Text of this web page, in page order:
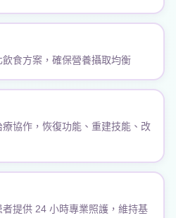
食方案，確保營養攝取均衡
協作，恢復功能、重建技能、改
提供 24 小時專業照護，維持基